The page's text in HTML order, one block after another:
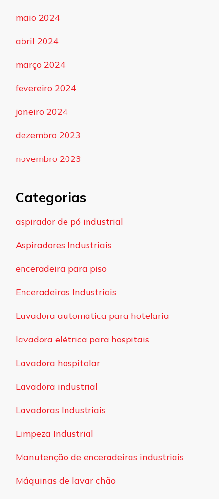
maio 2024
abril 2024
março 2024
fevereiro 2024
janeiro 2024
dezembro 2023
novembro 2023
Categorias
aspirador de pó industrial
Aspiradores Industriais
enceradeira para piso
Enceradeiras Industriais
Lavadora automática para hotelaria
lavadora elétrica para hospitais
Lavadora hospitalar
Lavadora industrial
Lavadoras Industriais
Limpeza Industrial
Manutenção de enceradeiras industriais
Máquinas de lavar chão